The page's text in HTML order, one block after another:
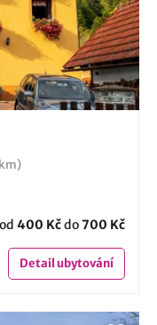
400 Kčdo700 Kč
Detailubytování